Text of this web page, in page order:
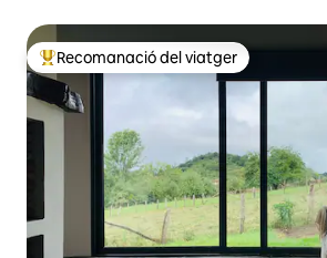
Principals recomanacions dels viatgers
Recomanació del viatger